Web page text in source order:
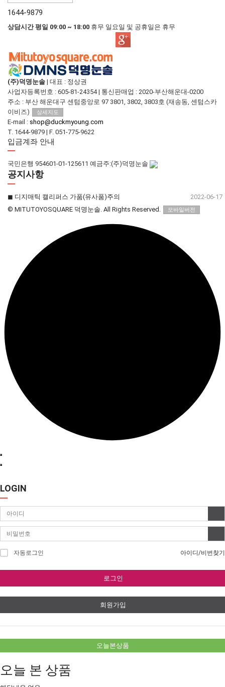
1644-9879
상담시간 평일 09:00 ~ 18:00 휴무 일요일 및 공휴일은 휴무
(주)덕명눈솔 | 대표 : 정상권
사업자등록번호 : 605-81-24354 | 통신판매업 : 2020-부산해운대-0200
주소 : 부산 해운대구 센텀중앙로 97 3801, 3802, 3803호 (재송동, 센텀스카
이비즈)
상세지도
E-mail : shop@duckmyoung.com
T. 1644-9879 | F. 051-775-9622
입금계좌 안내
국민은행 954601-01-125611 예금주:(주)덕명눈솔
공지사항
◼︎ 디지매틱 캘리퍼스 가품(유사품)주의
2022-06-17
© MITUTOYOSQUARE 덕명눈솔. All Rights Reserved.
모바일버전
LOGIN
자동로그인 아이디/비번찾기
로그인
회원가입
오늘본상품
오늘 본 상품